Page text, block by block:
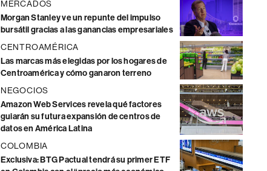
MERCADOS
Morgan Stanley ve un repunte del impulso
bursátil gracias a las ganancias empresariales
CENTROAMÉRICA
Las marcas más elegidas por los hogares de
Centroamérica y cómo ganaron terreno
NEGOCIOS
Amazon Web Services revela qué factores
guiarán su futura expansión de centros de
datos en América Latina
COLOMBIA
Exclusiva: BTG Pactual tendrá su primer ETF